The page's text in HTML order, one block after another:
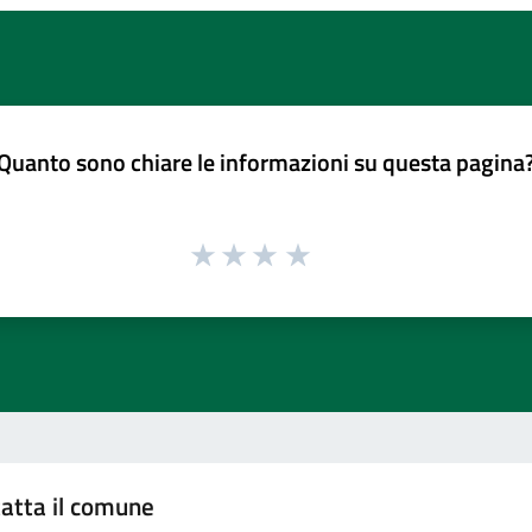
sono chiare le informazioni su questa
il comune